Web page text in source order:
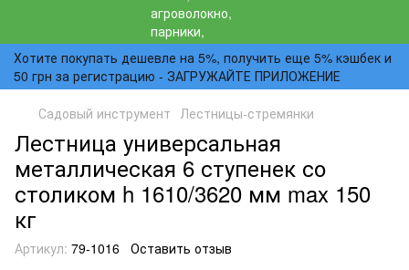
Хотите покупать дешевле на 5%, получить еще 5% кэшбек и
50 грн за регистрацию - ЗАГРУЖАЙТЕ ПРИЛОЖЕНИЕ
Садовый инструмент Лестницы-стремянки
Лестница универсальная
металлическая 6 ступенек со
столиком h 1610/3620 мм max 150
кг
Артикул: 79-1016 Оставить отзыв